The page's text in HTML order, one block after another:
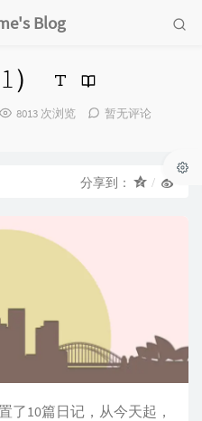
Blog
8013 次浏览
暂无评论
分享到：
10篇日记，从今天起，